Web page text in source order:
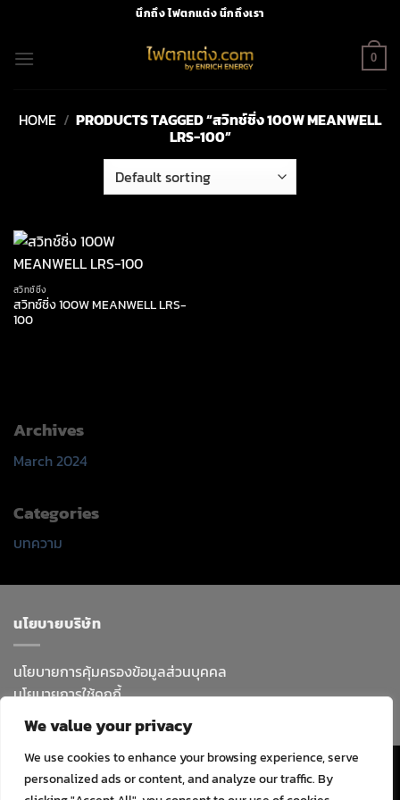
We value your privacy
We use cookies to enhance your browsing experience, serve
personalized ads or content, and analyze our traffic. By
content
นึกถึง ไฟตกแต่ง นึกถึงเรา
0
HOME / PRODUCTS TAGGED “สวิทช์ชิ่ง 100W MEANWELL
LRS-100”
สวิทช์ชิ่ง
สวิทช์ชิ่ง 100W MEANWELL LRS-
100
Archives
March 2024
Categories
บทความ
นโยบายบริษัท
นโยบายการคุ้มครองข้อมูลส่วนบุคคล
นโยบายการใช้คุกกี้
Visa PayPal Stripe MasterCard
Cash
On